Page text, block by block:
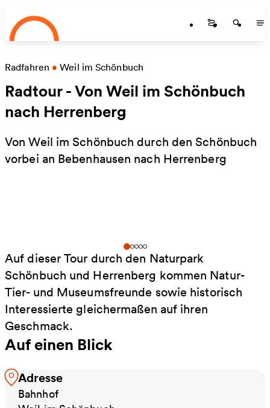
Zum Hauptinhalt springen
Startseite
Radfahren • Weil im Schönbuch
Radtour - Von Weil im Schönbuch
nach Herrenberg
Von Weil im Schönbuch durch den Schönbuch
vorbei an Bebenhausen nach Herrenberg
Auf dieser Tour durch den Naturpark
Schönbuch und Herrenberg kommen Natur-
Tier- und Museumsfreunde sowie historisch
Interessierte gleichermaßen auf ihren
Geschmack.
Auf einen Blick
Adresse
Bahnhof